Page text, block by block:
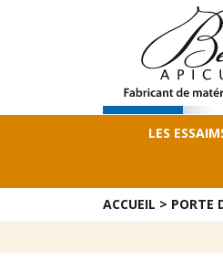
LES
ACCUEIL > PORTE